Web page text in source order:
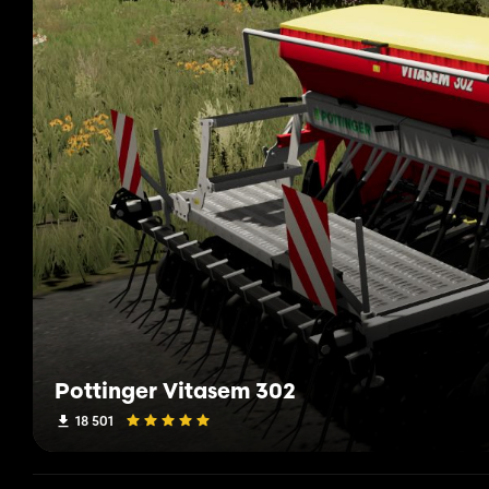
Pottinger Vitasem 302
18 501